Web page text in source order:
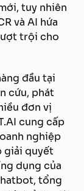
tuy nhiên
và AI hứa
trội cho
đầu tại
cứu, phát
đơn vị
cung cấp
nghiệp
giải quyết
dụng của
tổng